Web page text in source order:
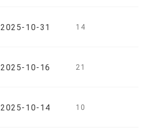
2025-10-31 14
2025-10-16 21
2025-10-14 10